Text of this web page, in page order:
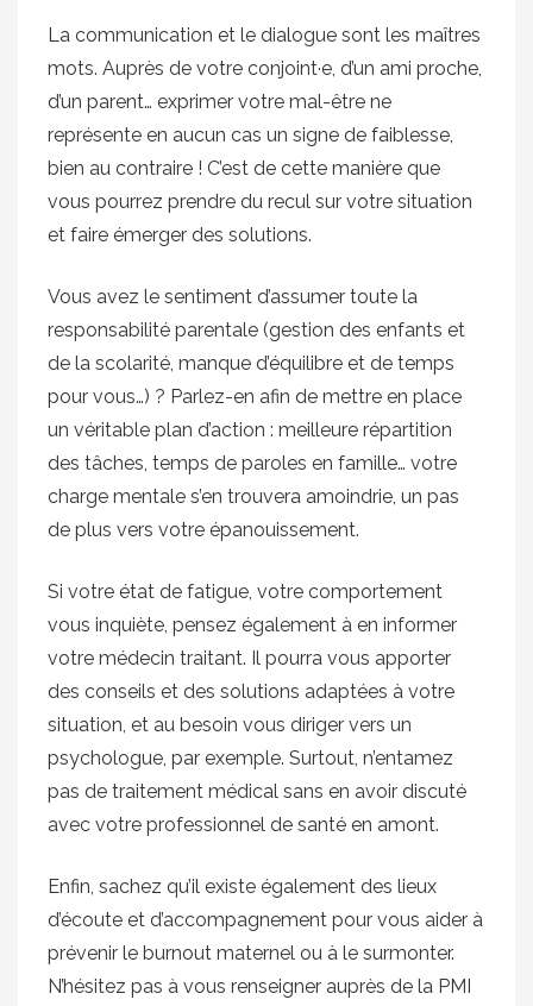
La communication et le dialogue sont les maîtres
mots. Auprès de votre conjoint·e, d’un ami proche,
d’un parent… exprimer votre mal-être ne
représente en aucun cas un signe de faiblesse,
bien au contraire ! C’est de cette manière que
vous pourrez prendre du recul sur votre situation
et faire émerger des solutions.
Vous avez le sentiment d’assumer toute la
responsabilité parentale (gestion des enfants et
de la scolarité, manque d’équilibre et de temps
pour vous…) ? Parlez-en afin de mettre en place
un véritable plan d’action : meilleure répartition
des tâches, temps de paroles en famille… votre
charge mentale s’en trouvera amoindrie, un pas
de plus vers votre épanouissement.
Si votre état de fatigue, votre comportement
vous inquiète, pensez également à en informer
votre médecin traitant. Il pourra vous apporter
des conseils et des solutions adaptées à votre
situation, et au besoin vous diriger vers un
psychologue, par exemple. Surtout, n’entamez
pas de traitement médical sans en avoir discuté
avec votre professionnel de santé en amont.
Enfin, sachez qu’il existe également des lieux
d’écoute et d’accompagnement pour vous aider à
prévenir le burnout maternel ou à le surmonter.
N’hésitez pas à vous renseigner auprès de la PMI